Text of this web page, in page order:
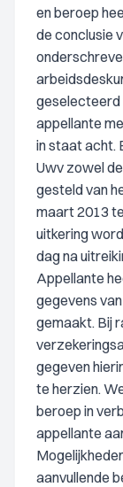
en beroep
de conclusie
geselecteerd
appellante
in staat acht.
Uwv zowel
gesteld van
maart 2013
uitkering
dag na
Appellante
gegevens
gemaakt. Bij
gegeven
te herzien.
beroep in
appellante
aanvullende